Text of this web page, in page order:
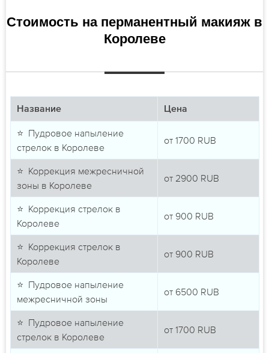
Стоимость на перманентный макияж в
Королеве
Название Цена
⭐ Пудровое напыление
стрелок в Королеве
от 1700 RUB
⭐ Коррекция межресничной
зоны в Королеве
от 2900 RUB
⭐ Коррекция стрелок в
Королеве
от 900 RUB
⭐ Коррекция стрелок в
Королеве
от 900 RUB
⭐ Пудровое напыление
межресничной зоны
от 6500 RUB
⭐ Пудровое напыление
стрелок в Королеве
от 1700 RUB